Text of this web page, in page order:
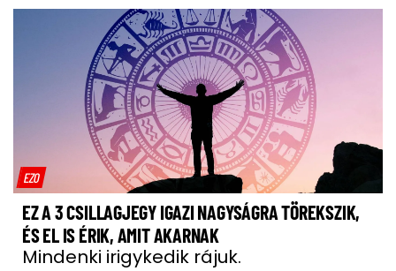
EZO
EZ A 3 CSILLAGJEGY IGAZI NAGYSÁGRA TÖREKSZIK,
ÉS EL IS ÉRIK, AMIT AKARNAK
Mindenki irigykedik rájuk.